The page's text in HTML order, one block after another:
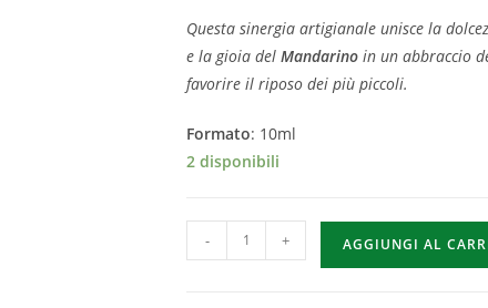
Questa sinergia artigianale unisce la
e la gioia del Mandarino in un abbraccio
favorire il riposo dei più piccoli.
Formato: 10ml
2 disponibili
- + AGGIUNGI AL